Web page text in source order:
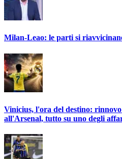
Milan-Leao: le parti si
Vinicius, l'ora del destino: rinnovo
all'Arsenal, tutto su uno degli